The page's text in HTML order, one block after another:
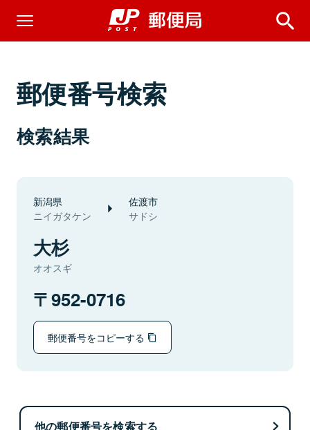
郵便番号検索
検索結果
新潟県
ニイガタケン
佐渡市
サドシ
大杉
オオスギ
952-0716
郵便番号をコピーする
他の郵便番号を検索する